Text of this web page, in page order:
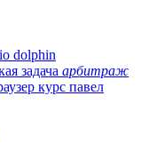
dolphin
задача арбитраж
курс павел